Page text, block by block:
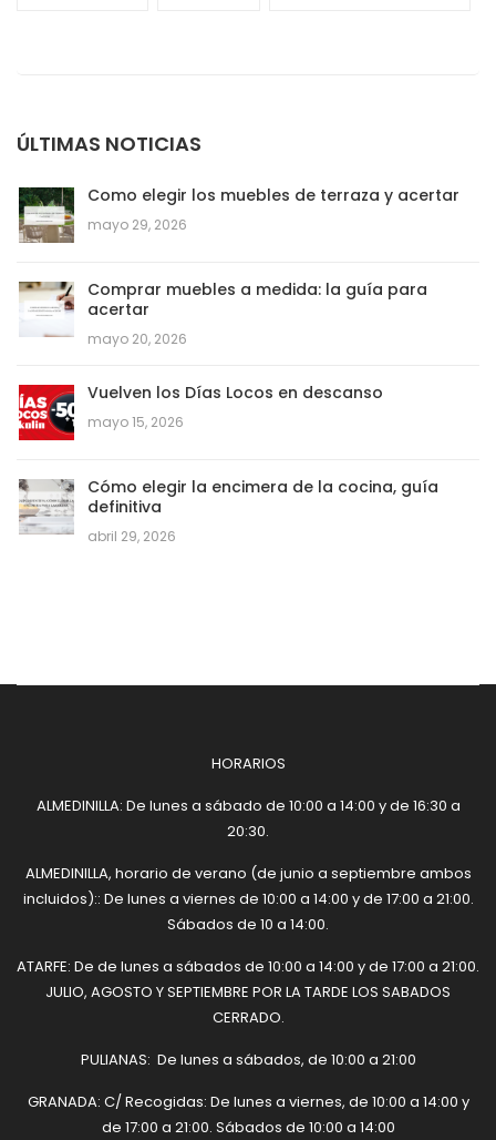
ÚLTIMAS NOTICIAS
Como elegir los muebles de terraza y acertar
mayo 29, 2026
Comprar muebles a medida: la guía para
acertar
mayo 20, 2026
Vuelven los Días Locos en descanso
mayo 15, 2026
Cómo elegir la encimera de la cocina, guía
definitiva
abril 29, 2026
HORARIOS
ALMEDINILLA: De lunes a sábado de 10:00 a 14:00 y de 16:30 a
20:30.
ALMEDINILLA, horario de verano (de junio a septiembre ambos
incluidos):: De lunes a viernes de 10:00 a 14:00 y de 17:00 a 21:00.
Sábados de 10 a 14:00.
ATARFE: De de lunes a sábados de 10:00 a 14:00 y de 17:00 a 21:00.
JULIO, AGOSTO Y SEPTIEMBRE POR LA TARDE LOS SABADOS
CERRADO.
PULIANAS: De lunes a sábados, de 10:00 a 21:00
GRANADA: C/ Recogidas: De lunes a viernes, de 10:00 a 14:00 y
de 17:00 a 21:00. Sábados de 10:00 a 14:00